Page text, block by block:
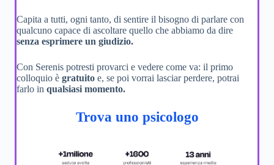
Capita a tutti, ogni tanto, di sentire il bisogno di parlare con
qualcuno capace di ascoltare quello che abbiamo da dire
senza esprimere un giudizio.
Con Serenis potresti provarci e vedere come va: il primo
colloquio è gratuito e, se poi vorrai lasciar perdere, potrai
farlo in qualsiasi momento.
Trova uno psicologo